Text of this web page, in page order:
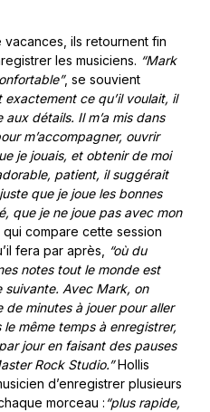
ils retournent fin
les musiciens. “Mark
, se souvient
exactement ce qu’il voulait, il
détails. Il m’a mis dans
m’accompagner, ouvrir
je jouais, et obtenir de moi
patient, il suggérait
que je joue les bonnes
que je ne joue pas avec mon
compare cette session
fera par après,
“où du
notes tout le monde est
suivante. Avec Mark, on
minutes à jouer pour aller
même temps à enregistrer,
jour en faisant des pauses
Rock Studio.”Hollis
d’enregistrer plusieurs
morceau :“plus rapide,